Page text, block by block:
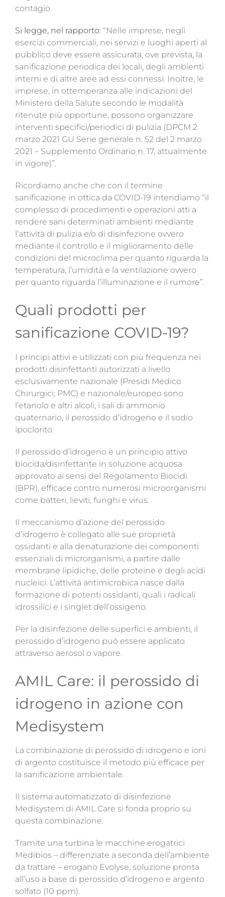
contagio.
Si legge, nel rapporto: “Nelle imprese, negli
esercizi commerciali, nei servizi e luoghi aperti al
pubblico deve essere assicurata, ove prevista, la
sanificazione periodica dei locali, degli ambienti
interni e di altre aree ad essi connessi. Inoltre, le
imprese, in ottemperanza alle indicazioni del
Ministero della Salute secondo le modalità
ritenute più opportune, possono organizzare
interventi specifici/periodici di pulizia (DPCM 2
marzo 2021 GU Serie generale n. 52 del 2 marzo
2021 – Supplemento Ordinario n. 17, attualmente
in vigore)”.
Ricordiamo anche che con il termine
sanificazione in ottica da COVID-19 intendiamo “il
complesso di procedimenti e operazioni atti a
rendere sani determinati ambienti mediante
l’attività di pulizia e/o di disinfezione ovvero
mediante il controllo e il miglioramento delle
condizioni del microclima per quanto riguarda la
temperatura, l’umidità e la ventilazione ovvero
per quanto riguarda l’illuminazione e il rumore”.
Quali prodotti per
sanificazione COVID-19?
I principi attivi e utilizzati con più frequenza nei
prodotti disinfettanti autorizzati a livello
esclusivamente nazionale (Presidi Medico
Chirurgici; PMC) e nazionale/europeo sono
l’etanolo e altri alcoli, i sali di ammonio
quaternario, il perossido d’idrogeno e il sodio
ipoclorito.
Il perossido d’idrogeno è un principio attivo
biocida/disinfettante in soluzione acquosa
approvato ai sensi del Regolamento Biocidi
(BPR), efficace contro numerosi microorganismi
come batteri, lieviti, funghi e virus.
Il meccanismo d’azione del perossido
d’idrogeno è collegato alle sue proprietà
ossidanti e alla denaturazione dei componenti
essenziali di microrganismi, a partire dalle
membrane lipidiche, delle proteine e degli acidi
nucleici. L’attività antimicrobica nasce dalla
formazione di potenti ossidanti, quali i radicali
idrossilici e i singlet dell’ossigeno.
Per la disinfezione delle superfici e ambienti, il
perossido d’idrogeno può essere applicato
attraverso aerosol o vapore.
AMIL Care: il perossido di
idrogeno in azione con
Medisystem
La combinazione di perossido di idrogeno e ioni
di argento costituisce il metodo più efficace per
la sanificazione ambientale.
Il sistema automatizzato di disinfezione
Medisystem di AMIL Care si fonda proprio su
questa combinazione.
Tramite una turbina le macchine erogatrici
Medibios – differenziate a seconda dell’ambiente
da trattare – erogano Evolyse, soluzione pronta
all’uso a base di perossido d’idrogeno e argento
solfato (10 ppm).